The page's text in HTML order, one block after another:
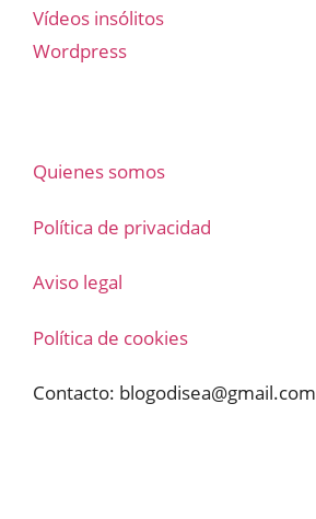
Vídeos insólitos
Wordpress
Quienes somos
Política de privacidad
Aviso legal
Política de cookies
Contacto: blogodisea@gmail.com